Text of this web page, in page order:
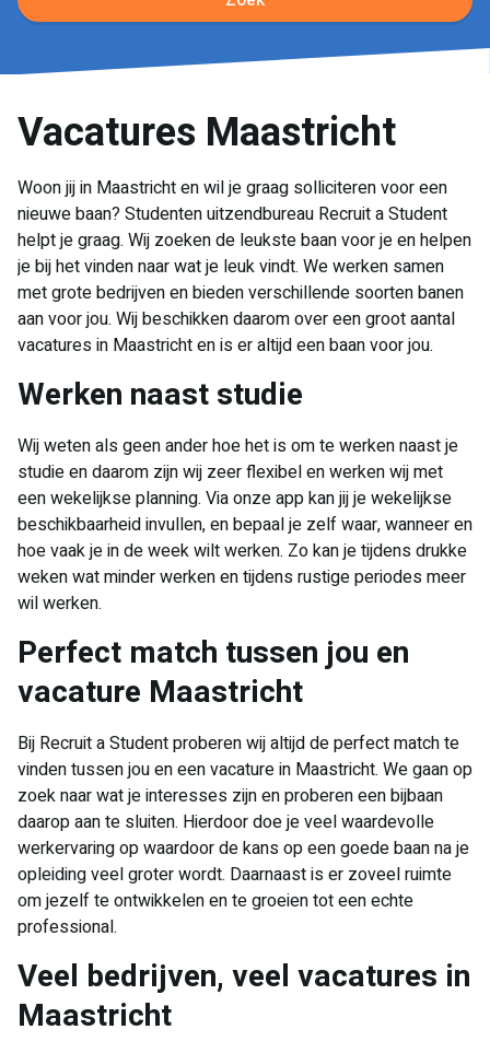
Vacatures Maastricht
Woon jij in Maastricht en wil je graag solliciteren voor een
nieuwe baan? Studenten uitzendbureau Recruit a Student
helpt je graag. Wij zoeken de leukste baan voor je en helpen
je bij het vinden naar wat je leuk vindt. We werken samen
met grote bedrijven en bieden verschillende soorten banen
aan voor jou. Wij beschikken daarom over een groot aantal
vacatures in Maastricht en is er altijd een baan voor jou.
Werken naast studie
Wij weten als geen ander hoe het is om te werken naast je
studie en daarom zijn wij zeer flexibel en werken wij met
een wekelijkse planning. Via onze app kan jij je wekelijkse
beschikbaarheid invullen, en bepaal je zelf waar, wanneer en
hoe vaak je in de week wilt werken. Zo kan je tijdens drukke
weken wat minder werken en tijdens rustige periodes meer
wil werken.
Perfect match tussen jou en
vacature Maastricht
Bij Recruit a Student proberen wij altijd de perfect match te
vinden tussen jou en een vacature in Maastricht. We gaan op
zoek naar wat je interesses zijn en proberen een bijbaan
daarop aan te sluiten. Hierdoor doe je veel waardevolle
werkervaring op waardoor de kans op een goede baan na je
opleiding veel groter wordt. Daarnaast is er zoveel ruimte
om jezelf te ontwikkelen en te groeien tot een echte
professional.
Veel bedrijven, veel vacatures in
Maastricht